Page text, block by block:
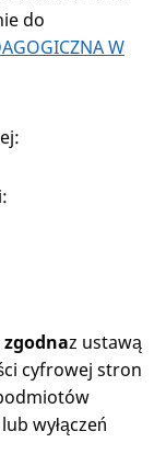
do
W
z ustawą
cyfrowej stron
wyłączeń